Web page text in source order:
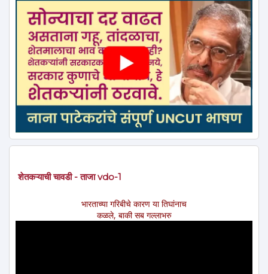
शेतकऱ्याची चावडी - ताजा vdo-1
भारताच्या गरिबीचे कारण या तिघांनाच
कळले, बाकी सब गल्लाभरु